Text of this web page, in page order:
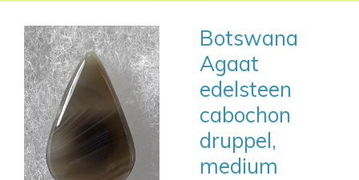
Botswana
Agaat
edelsteen
cabochon
druppel,
medium